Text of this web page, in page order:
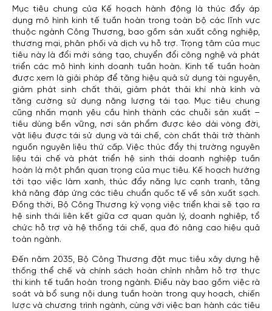
Mục tiêu chung của Kế hoạch hành động là thúc đẩy áp
dụng mô hình kinh tế tuần hoàn trong toàn bộ các lĩnh vực
thuộc ngành Công Thương, bao gồm sản xuất công nghiệp,
thương mại, phân phối và dịch vụ hỗ trợ. Trọng tâm của mục
tiêu này là đổi mới sáng tạo, chuyển đổi công nghệ và phát
triển các mô hình kinh doanh tuần hoàn. Kinh tế tuần hoàn
được xem là giải pháp để tăng hiệu quả sử dụng tài nguyên,
giảm phát sinh chất thải, giảm phát thải khí nhà kính và
tăng cường sử dụng năng lượng tái tạo. Mục tiêu chung
cũng nhấn mạnh yêu cầu hình thành các chuỗi sản xuất –
tiêu dùng bền vững, nơi sản phẩm được kéo dài vòng đời,
vật liệu được tái sử dụng và tái chế, còn chất thải trở thành
nguồn nguyên liệu thứ cấp. Việc thúc đẩy thị trường nguyên
liệu tái chế và phát triển hệ sinh thái doanh nghiệp tuần
hoàn là một phần quan trọng của mục tiêu. Kế hoạch hướng
tới tạo việc làm xanh, thúc đẩy năng lực cạnh tranh, tăng
khả năng đáp ứng các tiêu chuẩn quốc tế về sản xuất sạch.
Đồng thời, Bộ Công Thương kỳ vọng việc triển khai sẽ tạo ra
hệ sinh thái liên kết giữa cơ quan quản lý, doanh nghiệp, tổ
chức hỗ trợ và hệ thống tái chế, qua đó nâng cao hiệu quả
toàn ngành.
Đến năm 2035, Bộ Công Thương đặt mục tiêu xây dựng hệ
thống thể chế và chính sách hoàn chỉnh nhằm hỗ trợ thực
thi kinh tế tuần hoàn trong ngành. Điều này bao gồm việc rà
soát và bổ sung nội dung tuần hoàn trong quy hoạch, chiến
lược và chương trình ngành, cùng với việc ban hành các tiêu